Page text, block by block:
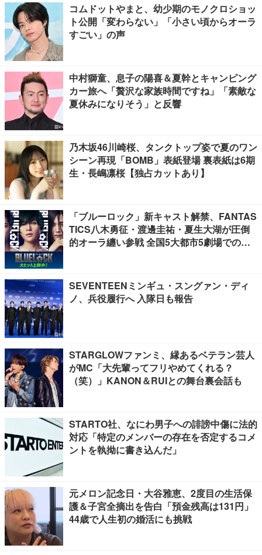
コムドットやまと、幼少期のモノクロショッ
ト公開「変わらない」「小さい頃からオーラ
すごい」の声
中村獅童、息子の陽喜＆夏幹とキャンピング
カー旅へ「贅沢な家族時間ですね」「素敵な
夏休みになりそう」と反響
乃木坂46川崎桜、タンクトップ姿で夏のワン
シーン再現「BOMB」表紙登場 裏表紙は6期
生・長嶋凛桜【独占カットあり】
「ブルーロック」新キャスト解禁、FANTAS
TICS八木勇征・渡邊圭祐・夏生大湖が圧倒
的オーラ纏い参戦 全国5大都市5劇場での応
SEVENTEENミンギュ・スングァン・ディ
ノ、兵役履行へ 入隊日も報告
STARGLOWファンミ、縁あるベテラン芸人
がMC「大先輩ってフリやめてくれる？
（笑）」KANON＆RUIとの舞台裏会話も
STARTO社、なにわ男子への誹謗中傷に法的
対応「特定のメンバーの存在を否定するコメ
ントを執拗に書き込んだ」
元メロン記念日・大谷雅恵、2度目の生活保
護＆子宮全摘出を告白「預金残高は131円」
44歳で人生初の婚活にも挑戦